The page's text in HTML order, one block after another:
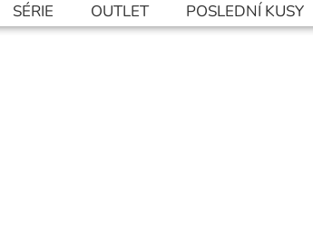
SÉRIE OUTLET POSLEDNÍ KUSY